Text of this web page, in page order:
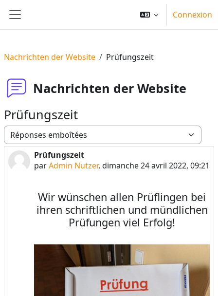
Panneau latéral
Connexion
Nachrichten der Website Prüfungszeit
Nachrichten der Website
Prüfungszeit
Type d’affichage
Prüfungszeit
parAdmin Nutzer, dimanche 24 avril 2022, 09:21
Nombre de réponses : 0
Wir wünschen allen Prüflingen bei
ihren schriftlichen und mündlichen
Prüfungen viel Erfolg!